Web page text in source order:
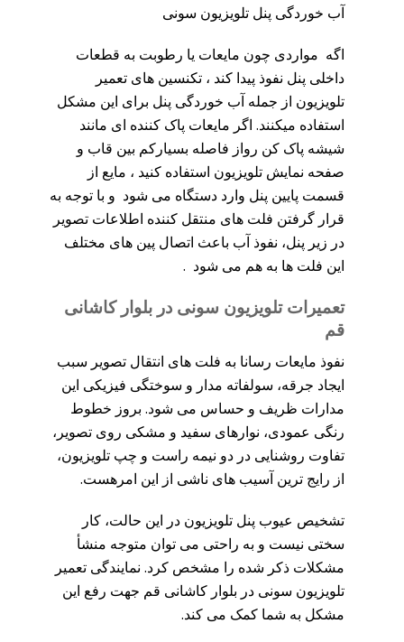
آب خوردگی پنل تلویزیون سونی
اگه مواردی چون مایعات یا رطوبت به قطعات
داخلی پنل نفوذ پیدا کند ، تکنسین های تعمیر
تلویزیون از جمله آب خوردگی پنل برای این مشکل
استفاده میکنند. اگر مایعات پاک ‌کننده ای مانند
شیشه پاک کن رواز فاصله بسیارکم بین قاب و
صفحه‌ نمایش تلویزیون استفاده کنید ، مایع از
قسمت پایین پنل وارد دستگاه می شود و با توجه به
قرار گرفتن فلت های منتقل‌ کننده اطلاعات تصویر
در زیر پنل، نفوذ آب باعث اتصال پین‌ های مختلف
این فلت ها به هم می شود .
تعمیرات تلویزیون سونی در بلوار کاشانی
قم
نفوذ مایعات رسانا به فلت های انتقال تصویر سبب
ایجاد جرقه، سولفاته مدار و سوختگی فیزیکی این
مدارات ظریف و حساس می شود. بروز خطوط
رنگی عمودی، نوارهای سفید و مشکی روی تصویر،
تفاوت روشنایی در دو نیمه راست و چپ تلویزیون،
از رایج ترین آسیب های ناشی از این امرهست.
تشخیص عیوب پنل تلویزیون در این حالت، کار
سختی نیست و به راحتی می توان متوجه منشأ
مشکلات ذکر شده را مشخص کرد. نمایندگی تعمیر
تلویزیون سونی در بلوار کاشانی قم جهت رفع این
مشکل به شما کمک می کند.